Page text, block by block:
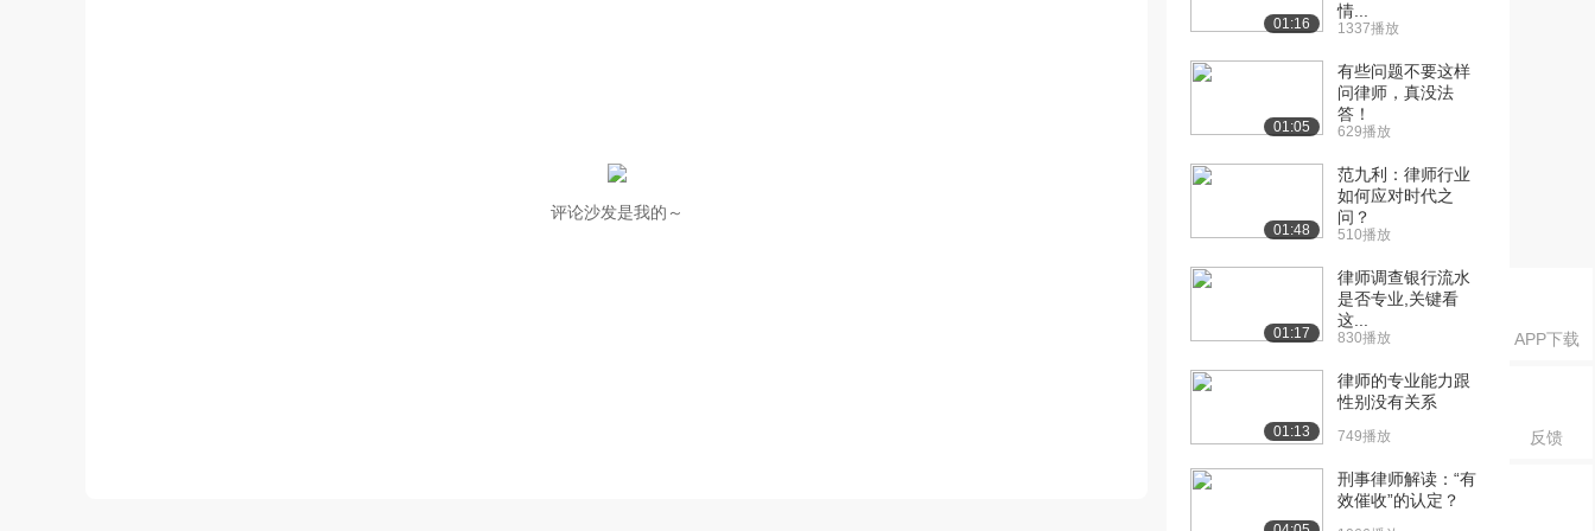
APP下载
反馈
评论沙发是我的～
01:16
情...
1337播放
01:05
有些问题不要这样
问律师，真没法
答！
629播放
01:48
范九利：律师行业
如何应对时代之
问？
510播放
01:17
律师调查银行流水
是否专业,关键看
这...
830播放
01:13
律师的专业能力跟
性别没有关系
749播放
刑事律师解读：“有
效催收”的认定？